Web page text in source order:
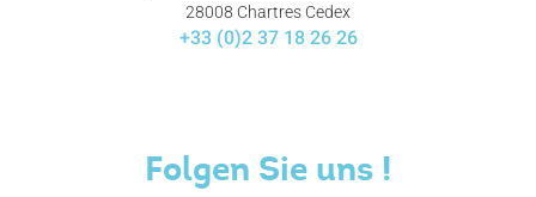
28008 Chartres Cedex
+33 (0)2 37 18 26 26
Folgen Sie uns !